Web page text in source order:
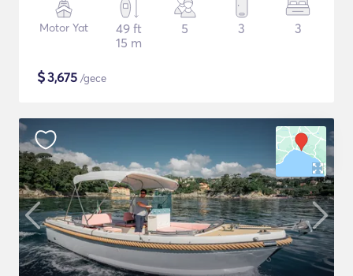
Motor Yat
49 ft
15 m
5 3 3
$3,675 /gece